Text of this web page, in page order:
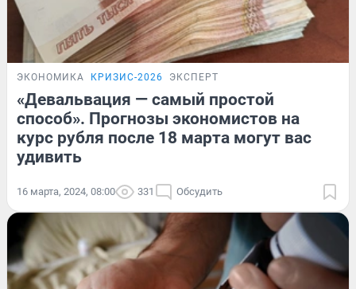
ЭКОНОМИКА КРИЗИС-2026 ЭКСПЕРТ
«Девальвация — самый простой
способ». Прогнозы экономистов на
курс рубля после 18 марта могут вас
удивить
16 марта, 2024, 08:00 331 Обсудить